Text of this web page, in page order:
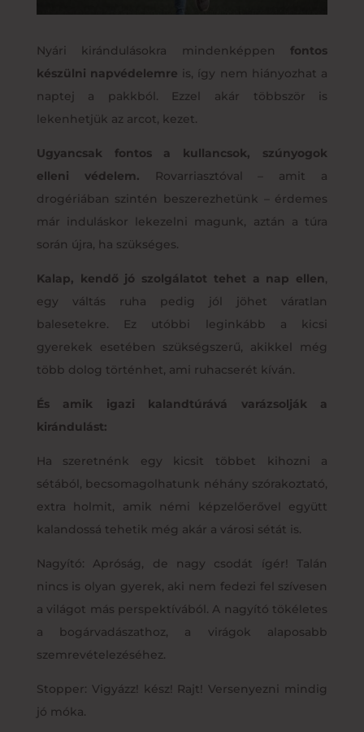
Nyári kirándulásokra mindenképpenfontos
készülni napvédelemre is, így nem hiányozhat a
naptej a pakkból. Ezzel akár többször is
lekenhetjük az arcot, kezet.
Ugyancsak fontos a kullancsok, szúnyogok
elleni védelem.
Rovarriasztóval – amit a
drogériában szintén beszerezhetünk – érdemes
már induláskor lekezelni magunk, aztán a túra
során újra, ha szükséges.
Kalap, kendő jó szolgálatot tehet a nap ellen,
egy váltás ruha pedig jól jöhet váratlan
balesetekre. Ez utóbbi leginkább a kicsi
gyerekek esetében szükségszerű, akikkel még
több dolog történhet, ami ruhacserét kíván.
És amik igazi kalandtúrává varázsolják a
kirándulást:
Ha szeretnénk egy kicsit többet kihozni a
sétából, becsomagolhatunk néhány szórakoztató,
extra holmit, amik némi képzelőerővel együtt
kalandossá tehetik még akár a városi sétát is.
Nagyító: Apróság, de nagy csodát ígér! Talán
nincs is olyan gyerek, aki nem fedezi fel szívesen
a világot más perspektívából. A nagyító tökéletes
a bogárvadászathoz, a virágok alaposabb
szemrevételezéséhez.
Stopper: Vigyázz! kész! Rajt! Versenyezni mindig
jó móka.